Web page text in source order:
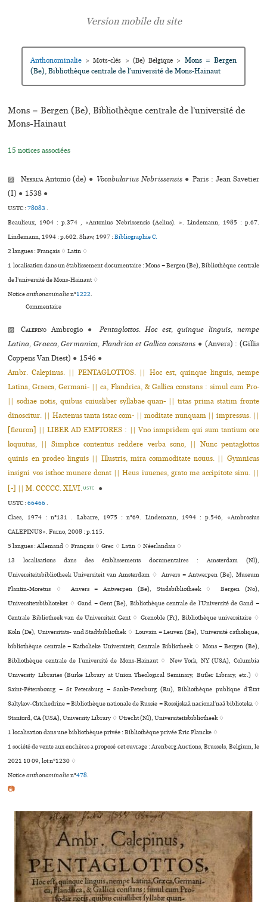
Anthonominalie > Mots-clés > (Be) Belgique >
Mons = Bergen
(Be), Bibliothèque cen­trale de l’uni­ver­sité de Mons-Hainaut
Mons = Bergen (Be), Bibliothèque cen­trale de l’uni­ver­sité de
Mons-Hainaut
15 notices associées
▨NebrijaAntonio (de) ● Vocabularius Nebrissensis ● Paris : Jean Savetier
(I) ● 1538 ●
USTC :78083.
Beaulieux, 1904 : p.374 , «Antonius Nebrissensis (Aelius). ». Lindemann, 1985 : p.67.
Lindemann, 1994 : p.602. Shaw, 1997 :Bibliographie C.
2 langues :Français ♢Latin ♢
1 localisation dans un établissement documentaire : Mons = Bergen (Be), Bibliothèque cen­trale
de l’uni­ver­sité de Mons-Hainaut ♢
Noticeanthonominalien°1222.
Commentaire
▨Calepino Ambrogio ●
Pentaglottos. Hoc est, quinque linguis, nempe
Latina, Graeca, Germanica, Flandrica et Gallica constans ● (Anvers) : (Gillis
Coppens Van Diest) ● 1546 ●
Ambr. Calepinus. || PENTAGLOTTOS. || Hoc est, quinque linguis, nempe
Latina, Graeca, Germani- || ca, Flandrica, & Gallica constans : simul cum Pro-
|| sodiae notis, quibus cuiusliber syllabae quan- || titas prima statim fronte
dinoscitur. || Hactenus tanta istac com- || moditate nunquam || impressus. ||
[fleuron] || LIBER AD EMPTORES : || Vno iampridem qui sum tantium ore
loquutus, || Simplice contentus reddere verba sono, || Nunc pentaglottos
quinis en prodeo linguis || Illustris, mira commoditate nouus. || Gymnicus
insigni vos isthoc munere donat || Heus iuuenes, grato me accipitote sinu. ||
[-] || M. CCCCC. XLVI. USTC ●
USTC :66466.
Claes, 1974 : n°131 . Labarre, 1975 : n°69. Lindemann, 1994 : p.546, «Ambrosius
CALEPINUS». Furno, 2008 : p.115.
5 langues :Allemand ♢Français ♢Grec ♢Latin ♢Néerlandais ♢
13 localisations dans des établissements documentaires : Amsterdam (Nl),
Universiteitsbibliotheek Universiteit van Amsterdam ♢ Anvers = Antwerpen (Be), Museum
Plantin-Moretus ♢ Anvers = Antwerpen (Be), Stadsbibliotheek ♢ Bergen (No),
Universitetsbiblioteket ♢ Gand = Gent (Be), Bibliothèque centrale de l’Université de Gand =
Centrale Bibliotheek van de Universiteit Gent ♢ Grenoble (Fr), Bibliothèque uni­ver­si­taire ♢
Köln (De), Universitäts- und Stadtbibliothek ♢ Louvain = Leuven (Be), Université catholique,
bibliothèque centrale = Katholieke Universiteit, Centrale Bibliotheek ♢ Mons = Bergen (Be),
Bibliothèque cen­trale de l’uni­ver­sité de Mons-Hainaut ♢ New York, NY (USA), Columbia
University Libraries (Burke Library at Union Theological Seminary, Butler Library, etc.) ♢
Saint-Pétersbourg = St Petersburg = Sankt-Peterburg (Ru), Bibliothèque publique d’État
Saltykov-Chtchedrine = Bibliothèque nationale de Russie = Rossijskaâ nacionalʹnaâ biblioteka ♢
Stanford, CA (USA), University Library ♢ Utrecht (Nl), Universiteitsbibliotheek ♢
1 localisation dans une bibliothèque privée : Bibliothèque privée Éric Plancke ♢
1 société de vente aux enchères a proposé cet ouvrage : Arenberg Auctions, Brussels, Belgium, le
2021 10 09, lot n°1230 ♢
Noticeanthonominalien°478.
📷